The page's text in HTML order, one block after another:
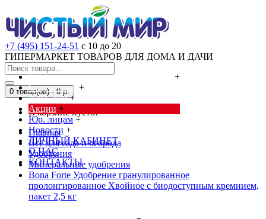
+7 (495) 151-24-51 с 10 до 20
ГИПЕРМАРКЕТ ТОВАРОВ ДЛЯ ДОМА И ДАЧИ
Cредства от насекомых и грызунов
+
Сад, огород +
Дача, дом +
Акции +
Юр. лицам +
Новости +
ЛИЧНЫЙ КАБИНЕТ
О НАС
КОНТАКТЫ
0 товар(ов) - 0 р.
В корзине пусто!
Главная
Всё для сада и огорода
Удобрения
Минеральные удобрения
Bona Forte Удобрение гранулированное
пролонгированное Хвойное с биодоступным кремнием,
пакет 2,5 кг